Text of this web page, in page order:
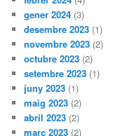
gener 2024 (3)
desembre 2023 (1)
novembre 2023 (2)
octubre 2023 (2)
setembre 2023 (1)
juny 2023 (1)
maig 2023 (2)
abril 2023 (2)
març 2023 (2)